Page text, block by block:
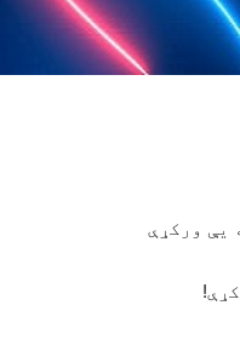
يې ورکړې